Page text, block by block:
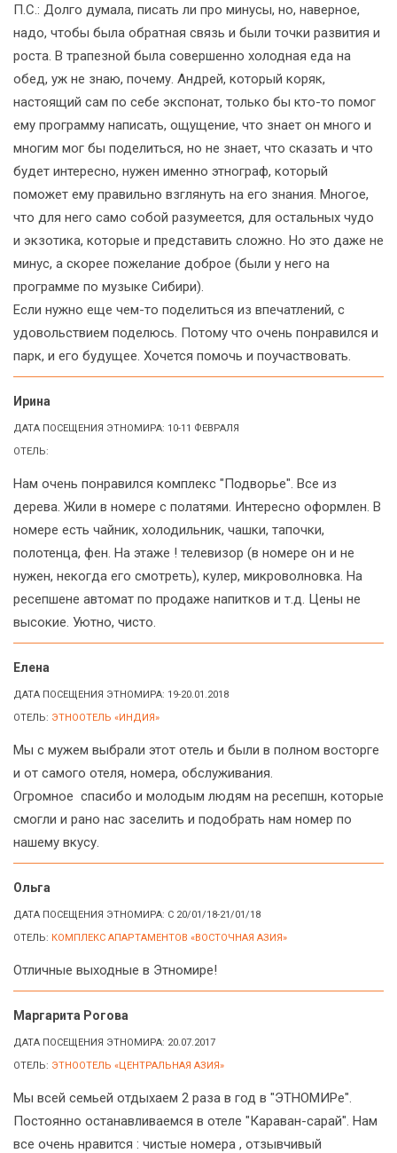
П.С.: Долго думала, писать ли про минусы, но, наверное,
надо, чтобы была обратная связь и были точки развития и
роста. В трапезной была совершенно холодная еда на
обед, уж не знаю, почему. Андрей, который коряк,
настоящий сам по себе экспонат, только бы кто-то помог
ему программу написать, ощущение, что знает он много и
многим мог бы поделиться, но не знает, что сказать и что
будет интересно, нужен именно этнограф, который
поможет ему правильно взглянуть на его знания. Многое,
что для него само собой разумеется, для остальных чудо
и экзотика, которые и представить сложно. Но это даже не
минус, а скорее пожелание доброе (были у него на
программе по музыке Сибири).
Если нужно еще чем-то поделиться из впечатлений, с
удовольствием поделюсь. Потому что очень понравился и
парк, и его будущее. Хочется помочь и поучаствовать.
Ирина
ДАТА ПОСЕЩЕНИЯ ЭТНОМИРА: 10-11 ФЕВРАЛЯ
ОТЕЛЬ:
Нам очень понравился комплекс "Подворье". Все из
дерева. Жили в номере с полатями. Интересно оформлен. В
номере есть чайник, холодильник, чашки, тапочки,
полотенца, фен. На этаже ! телевизор (в номере он и не
нужен, некогда его смотреть), кулер, микроволновка. На
ресепшене автомат по продаже напитков и т.д. Цены не
высокие. Уютно, чисто.
Елена
ДАТА ПОСЕЩЕНИЯ ЭТНОМИРА: 19-20.01.2018
ОТЕЛЬ: ЭТНООТЕЛЬ «ИНДИЯ»
Мы с мужем выбрали этот отель и были в полном восторге
и от самого отеля, номера, обслуживания.
Огромное спасибо и молодым людям на ресепшн, которые
смогли и рано нас заселить и подобрать нам номер по
нашему вкусу.
Ольга
ДАТА ПОСЕЩЕНИЯ ЭТНОМИРА: C 20/01/18-21/01/18
ОТЕЛЬ: КОМПЛЕКС АПАРТАМЕНТОВ «ВОСТОЧНАЯ АЗИЯ»
Отличные выходные в Этномире!
Маргарита Рогова
ДАТА ПОСЕЩЕНИЯ ЭТНОМИРА: 20.07.2017
ОТЕЛЬ: ЭТНООТЕЛЬ «ЦЕНТРАЛЬНАЯ АЗИЯ»
Мы всей семьей отдыхаем 2 раза в год в "ЭТНОМИРе".
Постоянно останавливаемся в отеле "Караван-сарай". Нам
все очень нравится : чистые номера , отзывчивый